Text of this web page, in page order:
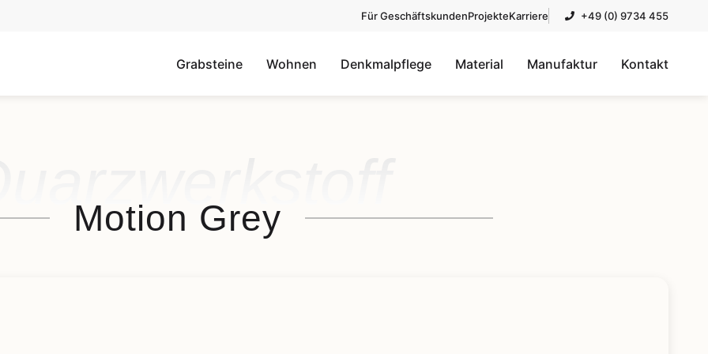
Für GeschäftskundenProjekteKarriere +49 (0) 9734 455
Grabsteine Wohnen Denkmalpflege Material Manufaktur Kontakt
Motion Grey